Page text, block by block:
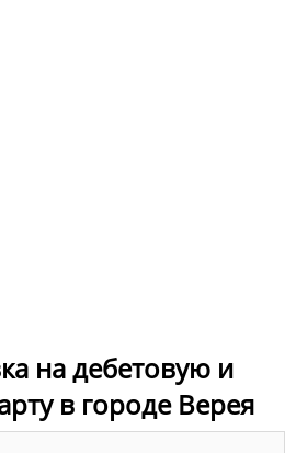
на дебетовую и
в городе Верея